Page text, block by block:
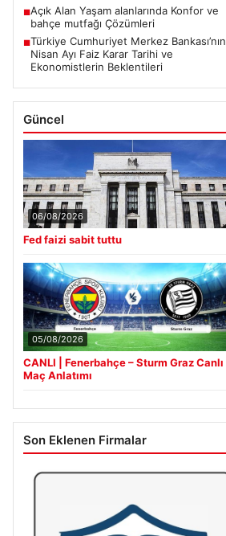
■Açık Alan Yaşam alanlarında Konfor ve
bahçe mutfağı Çözümleri
■Türkiye Cumhuriyet Merkez Bankası’nın
Nisan Ayı Faiz Karar Tarihi ve
Ekonomistlerin Beklentileri
Güncel
06/08/2026
Fed faizi sabit tuttu
05/08/2026
CANLI | Fenerbahçe – Sturm Graz Canlı
Maç Anlatımı
Son Eklenen Firmalar